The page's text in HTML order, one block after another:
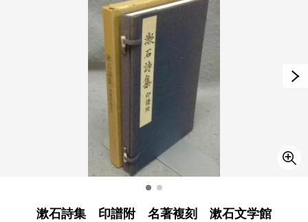
漱石詩集 印譜附 名著複刻 漱石文学館